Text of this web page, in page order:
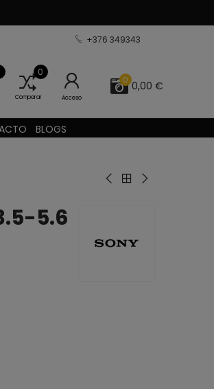
+376 349343
0
Comparar Acceso
0 0,00 €
BLOGS
5.6